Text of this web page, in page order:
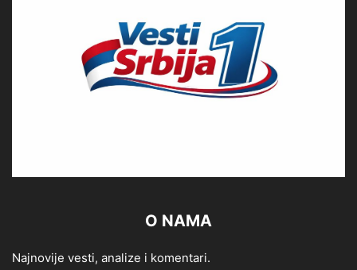
O NAMA
Najnovije vesti, analize i komentari.